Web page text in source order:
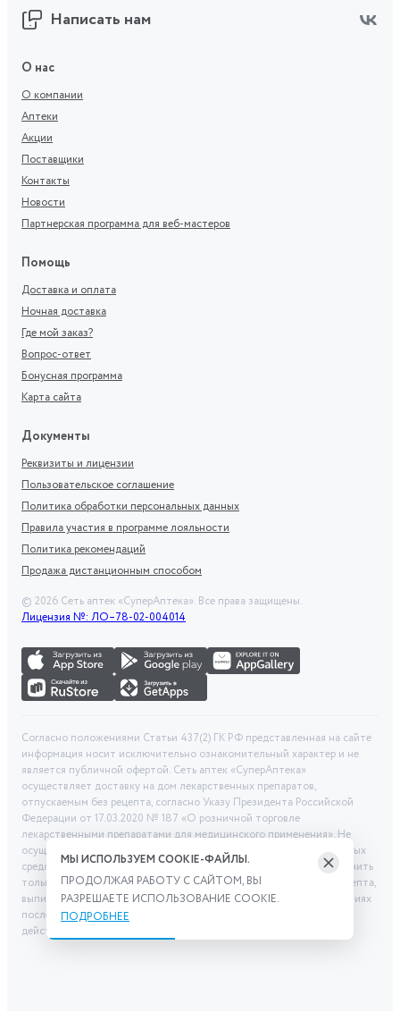
Написать нам
О нас
О компании
Аптеки
Акции
Поставщики
Контакты
Новости
Партнерская программа для веб-мастеров
Помощь
Доставка и оплата
Ночная доставка
Где мой заказ?
Вопрос-ответ
Бонусная программа
Карта сайта
Документы
Реквизиты и лицензии
Пользовательское соглашение
Политика обработки персональных данных
Правила участия в программе лояльности
Политика рекомендаций
Продажа дистанционным способом
© 2026 Сеть аптек «СуперАптека». Все права защищены.
Лицензия №: ЛО–78-02-004014
Согласно положениями Статьи 437(2) ГК РФ представленная на сайте
информация носит исключительно ознакомительный характер и не
является публичной офертой. Сеть аптек «СуперАптека»
осуществляет доставку на дом лекарственных препаратов,
отпускаемым без рецепта, согласно Указу Президента Российской
Федерации от 17.03.2020 № 187 «О розничной торговле
лекарственными препаратами для медицинского применения». Не
осуществляем дистанционную продажу рецептурных лекарственных
средств и БАД. Рецептурные лекарственные средства можно получить
только при помощи самовывоза в аптеке при предоставлении рецепта,
выписанного врачом. Бронирование товара выполняется при условиях
последующего выкупа заказа в выбранном аптечном пункте. Цена
действительна только при заказе через сайт.
МЫ ИСПОЛЬЗУЕМ COOKIE-ФАЙЛЫ.
ПРОДОЛЖАЯ РАБОТУ С САЙТОМ, ВЫ
РАЗРЕШАЕТЕ ИСПОЛЬЗОВАНИЕ COOKIE.
ПОДРОБНЕЕ